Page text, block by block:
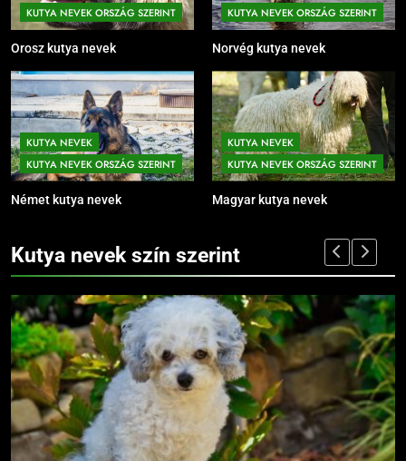
KUTYA NEVEK ORSZÁG SZERINT
Orosz kutya nevek
KUTYA NEVEK ORSZÁG SZERINT
Norvég kutya nevek
KUTYA NEVEK
KUTYA NEVEK ORSZÁG SZERINT
Német kutya nevek
KUTYA NEVEK
KUTYA NEVEK ORSZÁG SZERINT
Magyar kutya nevek
Kutya nevek szín szerint